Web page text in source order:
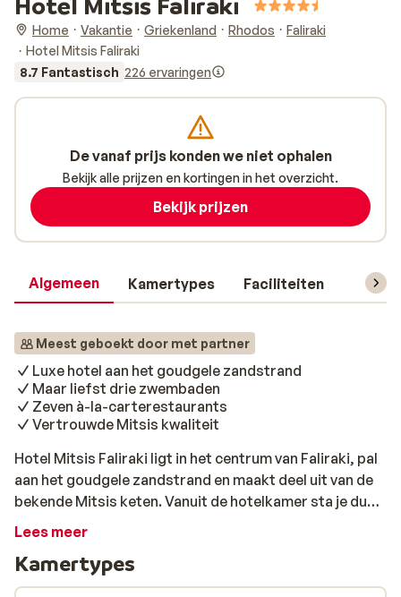
Home Vakantie Griekenland Rhodos
Faliraki
Hotel Mitsis Faliraki
8.7 Fantastisch 226 ervaringen
Algemeen Kamertypes Faciliteiten
Meest geboekt door met partner
Luxe hotel aan het goudgele zandstrand
Maar liefst drie zwembaden
Zeven à-la-carterestaurants
Vertrouwde Mitsis kwaliteit
Hotel Mitsis Faliraki ligt in het centrum van Faliraki, pal
aan het goudgele zandstrand en maakt deel uit van de
bekende Mitsis keten. Vanuit de hotelkamer sta je dus
binnen de kortste tijd met je voeten in het warme zand.
hotel veel te beleven. Rondom de drie zwembaden
staan de zonnebedjes al klaar en het enthousiaste
Lees meer
Kamertypes
De vanaf prijs konden we niet ophalen
Bekijk alle prijzen en kortingen in het overzicht.
Bekijk prijzen